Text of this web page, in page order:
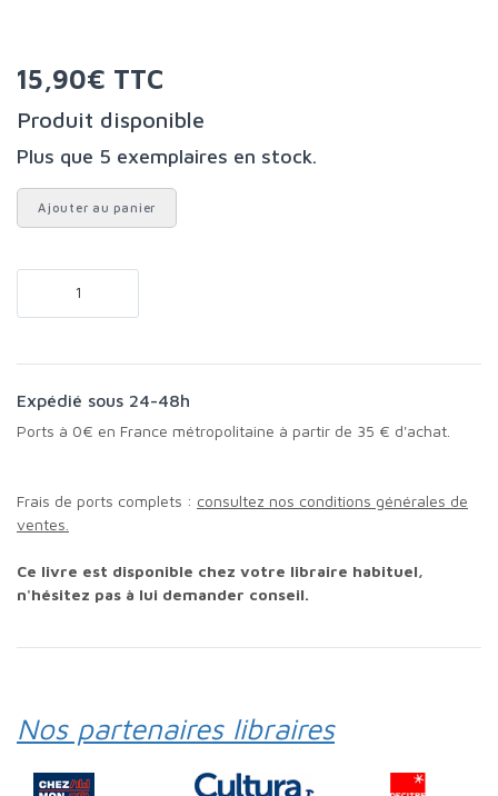
15,90€ TTC
Produit disponible
Plus que 5 exemplaires en stock.
Ajouter au panier
Expédié sous 24-48h
Ports à 0€ en France métropolitaine à partir de 35 € d'achat.
Frais de ports complets : consultez nos conditions générales de
ventes.
Ce livre est disponible chez votre libraire habituel,
n'hésitez pas à lui demander conseil.
Nos partenaires libraires